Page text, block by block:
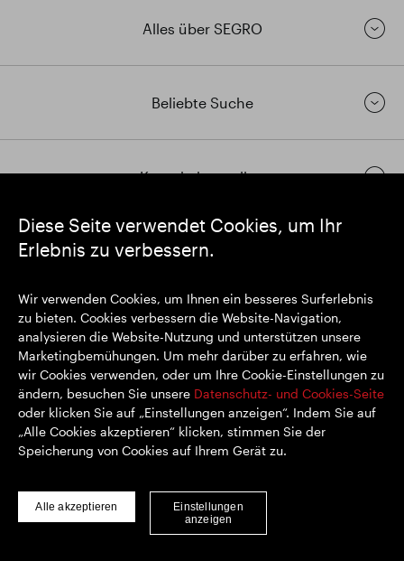
Diese Seite verwendet Cookies, um Ihr
Erlebnis zu verbessern.
Wir verwenden Cookies, um Ihnen ein besseres Surferlebnis
zu bieten. Cookies verbessern die Website-Navigation,
analysieren die Website-Nutzung und unterstützen unsere
Marketingbemühungen. Um mehr darüber zu erfahren, wie
wir Cookies verwenden, oder um Ihre Cookie-Einstellungen zu
ändern, besuchen Sie unsere Datenschutz- und Cookies-Seite
oder klicken Sie auf „Einstellungen anzeigen“. Indem Sie auf
„Alle Cookies akzeptieren“ klicken, stimmen Sie der
Speicherung von Cookies auf Ihrem Gerät zu.
Alle akzeptieren
Einstellungen
anzeigen
Alles über SEGRO
Beliebte Suche
Kontakt herstellen
https://www.linkedin.com/
Eingetragener Sitz: 1 New Burlington Place, London W1S 2HR
Im Vereinigten Königreich registrierte Nr. 167591
Registrierungsort: England & Wales
© SEGRO 2022
Haftungsausschluss
Cookie-Richtlinie